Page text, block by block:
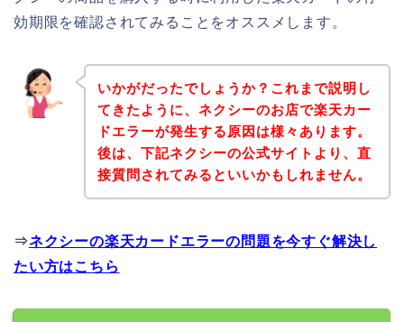
効期限を確認されてみることをオススメします。
いかがだったでしょうか？これまで説明し
てきたように、ネクシーのお店で楽天カー
ドエラーが発生する原因は様々あります。
後は、下記ネクシーの公式サイトより、直
接質問されてみるといいかもしれません。
⇒ネクシーの楽天カードエラーの問題を今すぐ解決し
たい方はこちら